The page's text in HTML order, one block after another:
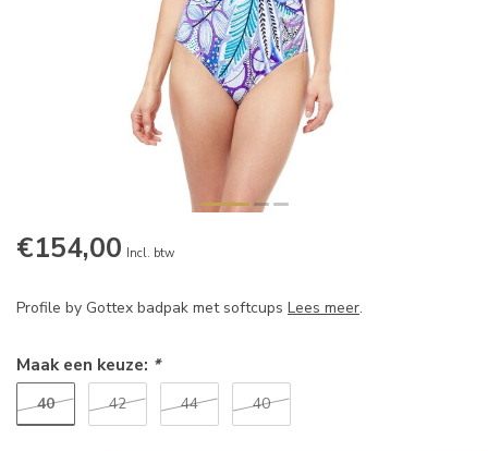
€154,00 Incl. btw
Profile by Gottex badpak met softcups Lees meer.
Maak een keuze: *
40 42 44 40